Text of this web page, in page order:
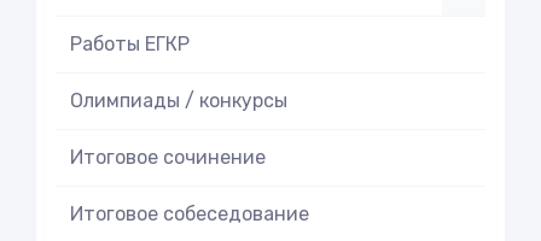
Работы ЕГКР
Олимпиады / конкурсы
Итоговое cочинение
Итоговое cобеседование